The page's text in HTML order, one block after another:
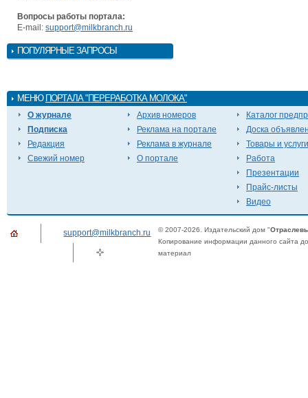
Вопросы работы портала:
E-mail: support@milkbranch.ru
ПОПУЛЯРНЫЕ ЗАПРОСЫ
МЕНЮ ПОРТАЛА "ПЕРЕРАБОТКА МОЛОКА"
О журнале
Подписка
Редакция
Свежий номер
Архив номеров
Реклама на портале
Реклама в журнале
О портале
Каталог
Доска
Товары и услуги
Работа
Презентации
Прайс-листы
Видео
support@milkbranch.ru © 2007-2026. Издательский дом "
Копирование информации данного сайта
материал